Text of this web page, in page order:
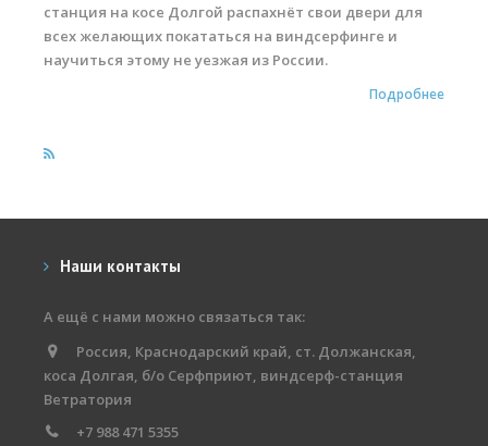
Обучение вингфойлингу
Обучение кайтсерфингу
Наши Станции
Ветратория.Вьетнам
станция на косе Долгой распахнёт свои двери для
всех желающих покататься на виндсерфинге и
научиться этому не уезжая из России.
Подробнее
Наши контакты
А ещё с нами можно связаться так:
Россия, Краснодарский край, ст. Должанская,
коса Долгая, б/о Серфприют, виндсерф-станция
Ветратория
+7 988 471 5355